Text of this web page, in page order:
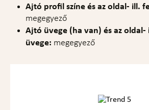
Ajtó profil színe és az oldal- ill.
megegyező
Ajtó üvege (ha van) és az
üvege: megegyező